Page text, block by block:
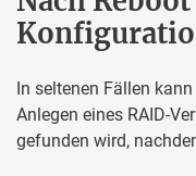
In seltenen Fällen
Anlegen eines RAID-
gefunden wird,